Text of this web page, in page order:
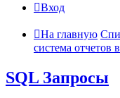
Вход
На главную
система отчетов
SQL Запросы